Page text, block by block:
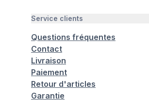
Service clients
Questions fréquentes
Contact
Livraison
Paiement
Retour d'articles
Garantie